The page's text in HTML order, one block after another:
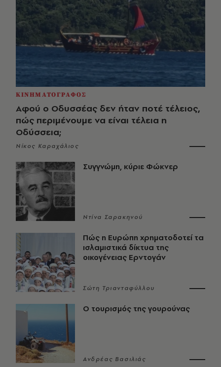
ΚΙΝΗΜΑΤΟΓΡΑΦΟΣ
Αφού ο Οδυσσέας δεν ήταν ποτέ τέλειος,
πώς περιμένουμε να είναι τέλεια η
Οδύσσεια;
Νίκος Καραχάλιος
Συγγνώμη, κύριε Φώκνερ
Ντίνα Σαρακηνού
Πώς η Ευρώπη χρηματοδοτεί τα
ισλαμιστικά δίκτυα της
οικογένειας Ερντογάν
Σώτη Τριανταφύλλου
Ο τουρισμός της γουρούνας
Ανδρέας Βασιλιάς